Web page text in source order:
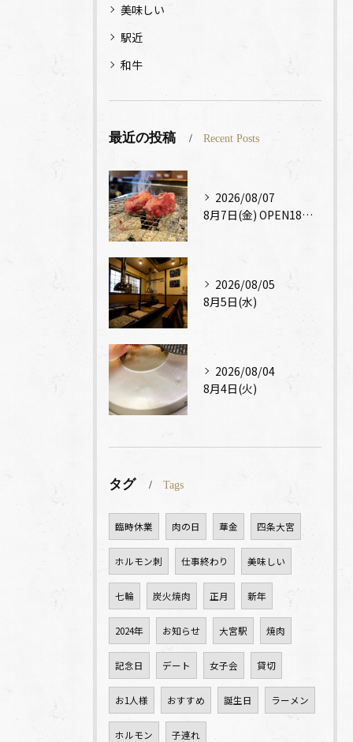
美味しい
駅近
和牛
最近の投稿 Recent Posts
2026/08/07
8月7日(金) OPEN18時～CLOSE23時
2026/08/05
8月5日(水)
2026/08/04
8月4日(火)
タグ Tags
臨時休業 肉の日 華金 四条大宮
ホルモン刺 仕事終わり 美味しい
七輪 炭火焼肉 正月 新年
2024年 お知らせ 大宮駅 焼肉
記念日 デート 女子会 貸切
お1人様 おすすめ 誕生日 ラーメン
ホルモン 子連れ